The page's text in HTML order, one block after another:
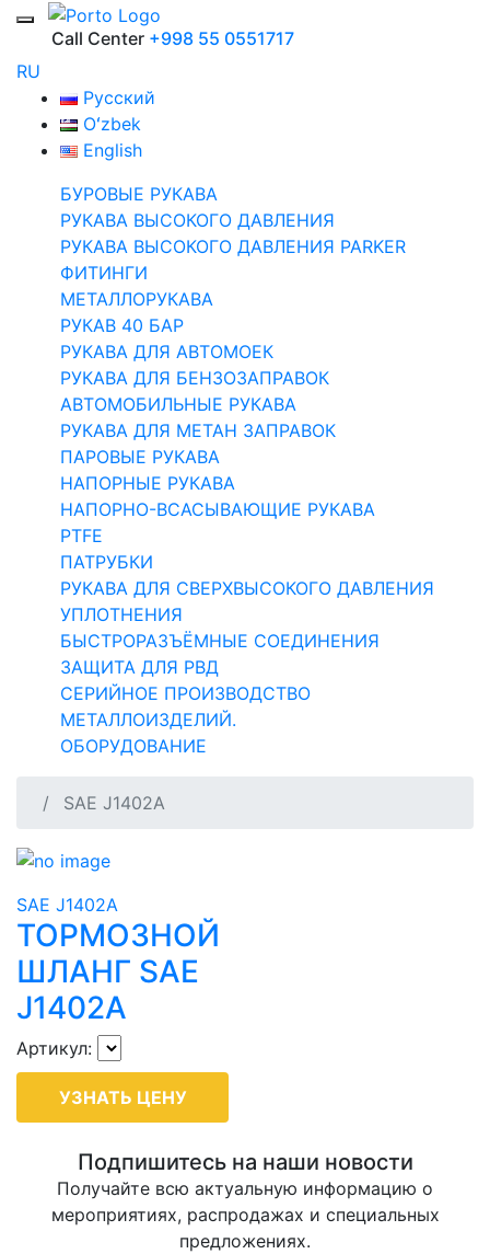
Call Center +998 55 0551717
RU
Русский
Oʻzbek
English
БУРОВЫЕ РУКАВА
РУКАВА ВЫСОКОГО ДАВЛЕНИЯ
РУКАВА ВЫСОКОГО ДАВЛЕНИЯ PARKER
ФИТИНГИ
МЕТАЛЛОРУКАВА
РУКАВ 40 БАР
РУКАВА ДЛЯ АВТОМОЕК
РУКАВА ДЛЯ БЕНЗОЗАПРАВОК
АВТОМОБИЛЬНЫЕ РУКАВА
РУКАВА ДЛЯ МЕТАН ЗАПРАВОК
ПАРОВЫЕ РУКАВА
НАПОРНЫЕ РУКАВА
НАПОРНО-ВСАСЫВАЮЩИЕ РУКАВА
PTFE
ПАТРУБКИ
РУКАВА ДЛЯ СВЕРХВЫСОКОГО ДАВЛЕНИЯ
УПЛОТНЕНИЯ
БЫСТРОРАЗЪЁМНЫЕ СОЕДИНЕНИЯ
ЗАЩИТА ДЛЯ РВД
СЕРИЙНОЕ ПРОИЗВОДСТВО
МЕТАЛЛОИЗДЕЛИЙ.
ОБОРУДОВАНИЕ
SAE J1402A
SAE J1402A
ТОРМОЗНОЙ
ШЛАНГ SAE
J1402A
Артикул:
УЗНАТЬ ЦЕНУ
Подпишитесь на наши новости
Получайте всю актуальную информацию о
мероприятиях, распродажах и специальных
предложениях.